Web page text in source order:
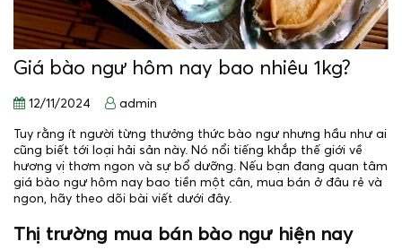
Giá bào ngư hôm nay bao nhiêu 1kg?
12/11/2024 admin
Tuy rằng ít người từng thưởng thức bào ngư nhưng hầu như ai
cũng biết tới loại hải sản này. Nó nổi tiếng khắp thế giới về
hương vị thơm ngon và sự bổ dưỡng. Nếu bạn đang quan tâm
giá bào ngư hôm nay bao tiền một cân, mua bán ở đâu rẻ và
ngon, hãy theo dõi bài viết dưới đây.
Thị trường mua bán bào ngư hiện nay